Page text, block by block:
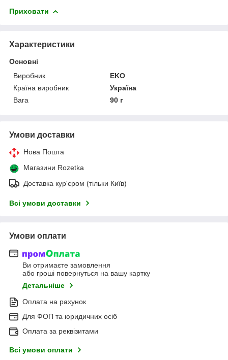
Приховати
Характеристики
Основні
Виробник
EKO
Країна виробник
Україна
Вага
90 г
Умови доставки
Нова Пошта
Магазини Rozetka
Доставка кур'єром (тільки Київ)
Всі умови доставки
Умови оплати
Ви отримаєте замовлення
або гроші повернуться на вашу картку
Детальніше
Оплата на рахунок
Для ФОП та юридичних осіб
Оплата за реквізитами
Всі умови оплати